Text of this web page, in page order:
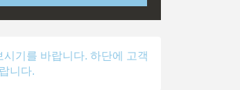
기를 바랍니다. 하단에 고객
니다.